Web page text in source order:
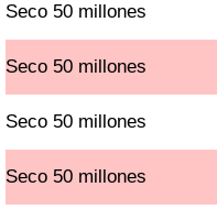
Seco 50 millones
Seco 50 millones
Seco 50 millones
Seco 50 millones